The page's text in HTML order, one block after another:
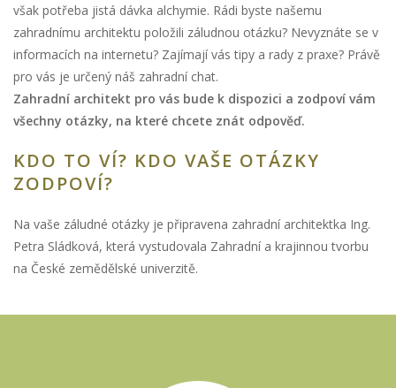
však potřeba jistá dávka alchymie. Rádi byste našemu
zahradnímu architektu položili záludnou otázku? Nevyznáte se v
informacích na internetu? Zajímají vás tipy a rady z praxe? Právě
pro vás je určený náš zahradní chat.
Zahradní architekt pro vás bude k dispozici a zodpoví vám
všechny otázky, na které chcete znát odpověď.
KDO TO VÍ? KDO VAŠE OTÁZKY
ZODPOVÍ?
Na vaše záludné otázky je připravena zahradní architektka Ing.
Petra Sládková, která vystudovala Zahradní a krajinnou tvorbu
na České zemědělské univerzitě.